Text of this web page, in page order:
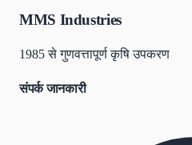
MMS Industries
1985 से गुणवत्तापूर्ण कृषि उपकरण
संपर्क जानकारी